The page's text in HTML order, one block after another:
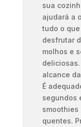
sua
ajudará a
tudo o
desfrutar
molhos e
alcance
É
segundos
smoothies
quentes.